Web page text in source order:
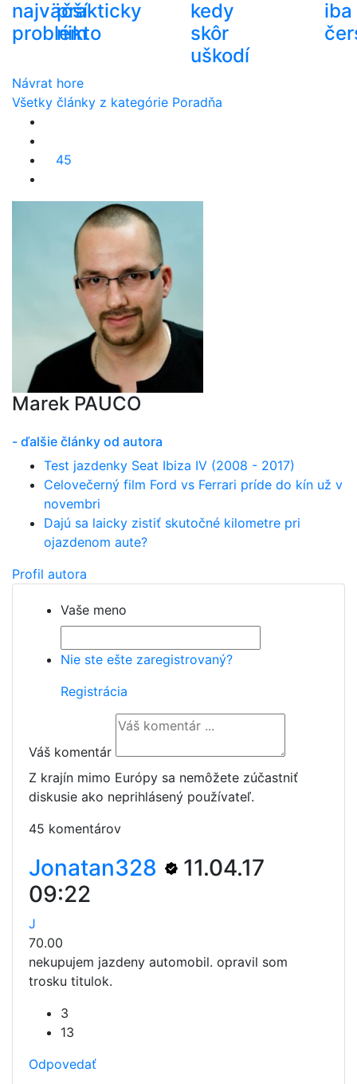
najväčší
problém
prakticky
nikto
kedy
skôr
uškodí
iba
Návrat hore
Všetky články z kategórie Poradňa
45
Marek PAUCO
- ďalšie články od autora
Test jazdenky Seat Ibiza IV (2008 - 2017)
Celovečerný film Ford vs Ferrari príde do kín už v
novembri
Dajú sa laicky zistiť skutočné kilometre pri
ojazdenom aute?
Profil autora
Vaše meno
Nie ste ešte zaregistrovaný?
Registrácia
Váš komentár
Z krajín mimo Európy sa nemôžete zúčastniť
diskusie ako neprihlásený používateľ.
45 komentárov
Jonatan328
11.04.17
09:22
J
70.00
nekupujem jazdeny automobil. opravil som
trosku titulok.
3
13
Odpovedať